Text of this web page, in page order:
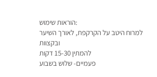
הוראות שימוש:
למרוח היטב על הקרקפת, לאורך השיער